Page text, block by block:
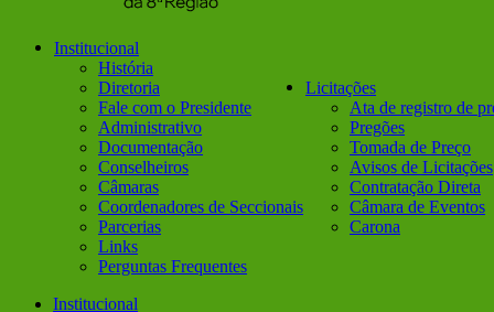
Institucional
História
Diretoria
Fale com o Presidente
Administrativo
Documentação
Conselheiros
Câmaras
Coordenadores de Seccionais
Parcerias
Links
Perguntas Frequentes
Licitações
Ata de registro de
Pregões
Tomada de Preço
Avisos de Licitações
Contratação Direta
Câmara de Eventos
Carona
Institucional